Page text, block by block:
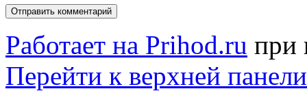
Работает на Prihod.ru при
Перейти к верхней панели